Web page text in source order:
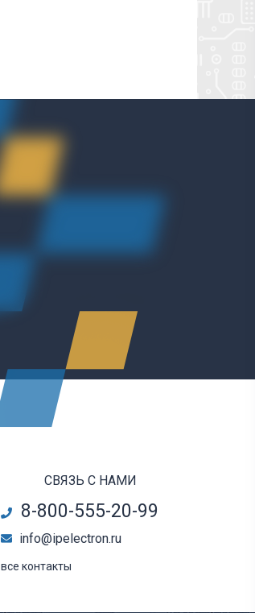
СВЯЗЬ С НАМИ
8-800-555-20-99
info@ipelectron.ru
все контакты